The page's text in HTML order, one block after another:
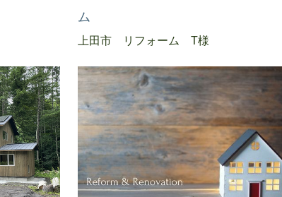
ム
上田市 リフォーム T様